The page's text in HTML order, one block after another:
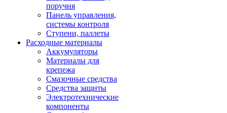
поручня
Панель управления,
системы контроля
Ступени, паллеты
Расходные материалы
Аккумуляторы
Материалы для
крепежа
Смазочные средства
Средства защиты
Электротехнические
компоненты